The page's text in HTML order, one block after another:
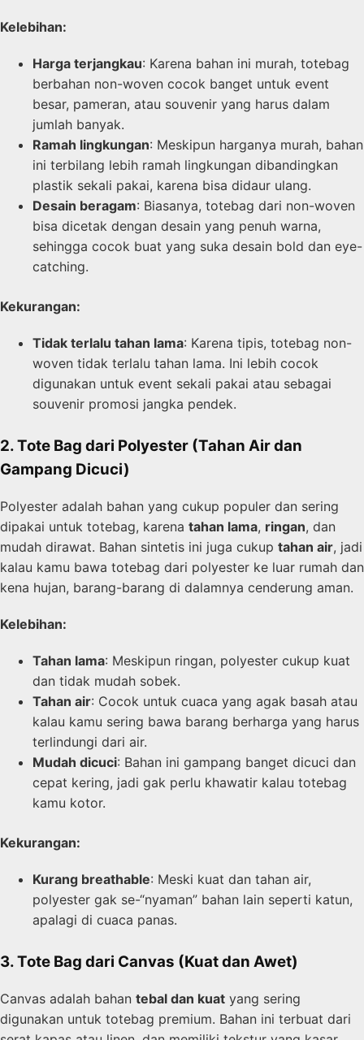
Kelebihan:
Harga terjangkau: Karena bahan ini murah, totebag
berbahan non-woven cocok banget untuk event
besar, pameran, atau souvenir yang harus dalam
jumlah banyak.
Ramah lingkungan: Meskipun harganya murah, bahan
ini terbilang lebih ramah lingkungan dibandingkan
plastik sekali pakai, karena bisa didaur ulang.
Desain beragam: Biasanya, totebag dari non-woven
bisa dicetak dengan desain yang penuh warna,
sehingga cocok buat yang suka desain bold dan eye-
catching.
Kekurangan:
Tidak terlalu tahan lama: Karena tipis, totebag non-
woven tidak terlalu tahan lama. Ini lebih cocok
digunakan untuk event sekali pakai atau sebagai
souvenir promosi jangka pendek.
2. Tote Bag dari Polyester (Tahan Air dan
Gampang Dicuci)
Polyester adalah bahan yang cukup populer dan sering
dipakai untuk totebag, karena tahan lama, ringan, dan
mudah dirawat. Bahan sintetis ini juga cukup tahan air, jadi
kalau kamu bawa totebag dari polyester ke luar rumah dan
kena hujan, barang-barang di dalamnya cenderung aman.
Kelebihan:
Tahan lama: Meskipun ringan, polyester cukup kuat
dan tidak mudah sobek.
Tahan air: Cocok untuk cuaca yang agak basah atau
kalau kamu sering bawa barang berharga yang harus
terlindungi dari air.
Mudah dicuci: Bahan ini gampang banget dicuci dan
cepat kering, jadi gak perlu khawatir kalau totebag
kamu kotor.
Kekurangan:
Kurang breathable: Meski kuat dan tahan air,
polyester gak se-“nyaman” bahan lain seperti katun,
apalagi di cuaca panas.
3. Tote Bag dari Canvas (Kuat dan Awet)
Canvas adalah bahan tebal dan kuat yang sering
digunakan untuk totebag premium. Bahan ini terbuat dari